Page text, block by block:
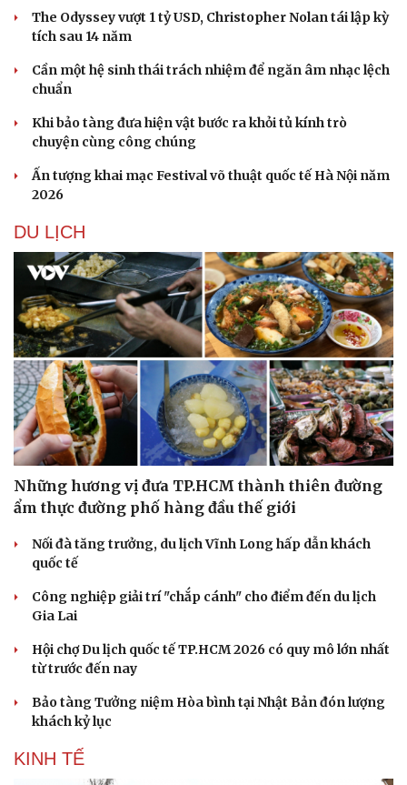
Du lịch
Tư vấn
The Odyssey vượt 1 tỷ USD, Christopher Nolan tái lập kỳ
tích sau 14 năm
Cần một hệ sinh thái trách nhiệm để ngăn âm nhạc lệch
chuẩn
Khi bảo tàng đưa hiện vật bước ra khỏi tủ kính trò
chuyện cùng công chúng
Ấn tượng khai mạc Festival võ thuật quốc tế Hà Nội năm
2026
DU LỊCH
Những hương vị đưa TP.HCM thành thiên đường
ẩm thực đường phố hàng đầu thế giới
Nối đà tăng trưởng, du lịch Vĩnh Long hấp dẫn khách
quốc tế
Công nghiệp giải trí "chắp cánh" cho điểm đến du lịch
Gia Lai
Hội chợ Du lịch quốc tế TP.HCM 2026 có quy mô lớn nhất
từ trước đến nay
Bảo tàng Tưởng niệm Hòa bình tại Nhật Bản đón lượng
khách kỷ lục
KINH TẾ